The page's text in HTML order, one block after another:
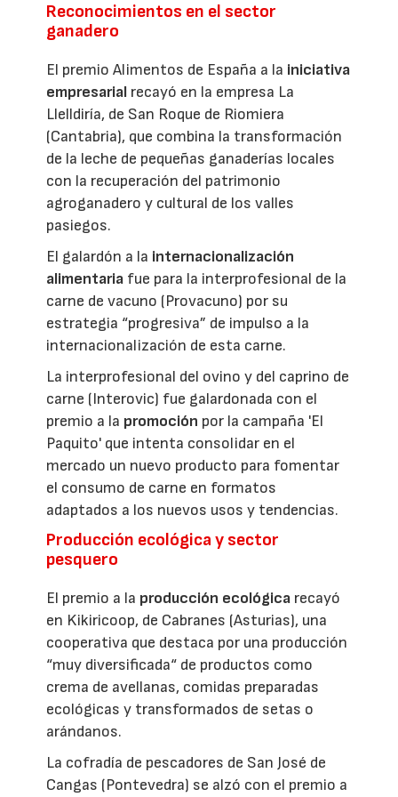
Reconocimientos en el sector
ganadero
El premio Alimentos de España a la iniciativa
empresarial recayó en la empresa La
Llelldiría, de San Roque de Riomiera
(Cantabria), que combina la transformación
de la leche de pequeñas ganaderías locales
con la recuperación del patrimonio
agroganadero y cultural de los valles
pasiegos.
El galardón a la internacionalización
alimentaria fue para la interprofesional de la
carne de vacuno (Provacuno) por su
estrategia “progresiva” de impulso a la
internacionalización de esta carne.
La interprofesional del ovino y del caprino de
carne (Interovic) fue galardonada con el
premio a la promoción por la campaña 'El
Paquito' que intenta consolidar en el
mercado un nuevo producto para fomentar
el consumo de carne en formatos
adaptados a los nuevos usos y tendencias.
Producción ecológica y sector
pesquero
El premio a la producción ecológica recayó
en Kikiricoop, de Cabranes (Asturias), una
cooperativa que destaca por una producción
“muy diversificada“ de productos como
crema de avellanas, comidas preparadas
ecológicas y transformados de setas o
arándanos.
La cofradía de pescadores de San José de
Cangas (Pontevedra) se alzó con el premio a